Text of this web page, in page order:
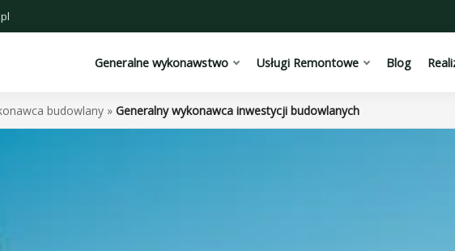
Generalne wykonawstwo Usługi Remontowe Blog
budowlany » Generalny wykonawca inwestycji budowlanych